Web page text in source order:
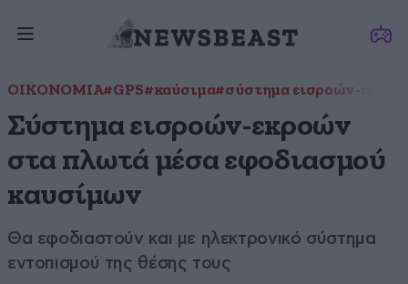
ΟΙΚΟΝΟΜΙΑ#GPS#καύσιμα#σύστημα εισροών-
Σύστημα εισροών-εκροών
στα πλωτά μέσα εφοδιασμού
καυσίμων
Θα εφοδιαστούν και με ηλεκτρονικό σύστημα
εντοπισμού της θέσης τους